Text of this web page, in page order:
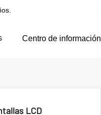
Centro de información
LCD